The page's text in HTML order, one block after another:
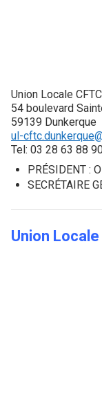
Union Locale
54 boulevard
59139 Dunkerque
ul-
Tel: 03 28 63 88
PRÉSIDENT :
SECRÉTAIRE
Union